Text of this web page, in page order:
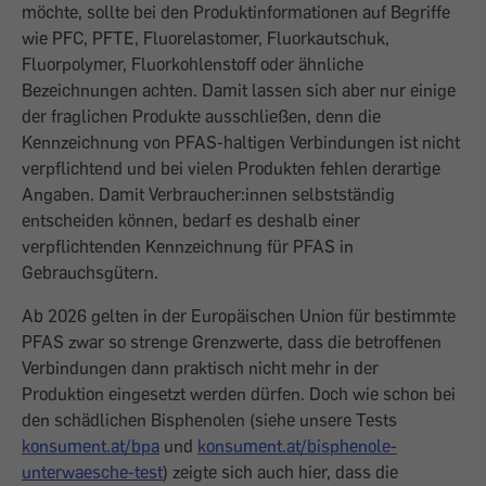
möchte, sollte bei den Produktinformationen auf Begriffe
wie PFC, PFTE, Fluorelastomer, Fluorkautschuk,
Fluorpolymer, Fluorkohlenstoff oder ähnliche
Bezeichnungen achten. Damit lassen sich aber nur einige
der fraglichen Produkte ausschließen, denn die
Kennzeichnung von PFAS-haltigen Verbindungen ist nicht
verpflichtend und bei vielen Produkten fehlen derartige
Angaben. Damit Verbraucher:innen selbstständig
entscheiden können, bedarf es deshalb einer
verpflichtenden Kennzeichnung für PFAS in
Gebrauchsgütern.
Ab 2026 gelten in der Europäischen Union für bestimmte
PFAS zwar so strenge Grenzwerte, dass die betroffenen
Verbindungen dann praktisch nicht mehr in der
Produktion eingesetzt werden dürfen. Doch wie schon bei
den schädlichen Bisphenolen (siehe unsere Tests
konsument.at/bpa und konsument.at/bisphenole-
unterwaesche-test) zeigte sich auch hier, dass die